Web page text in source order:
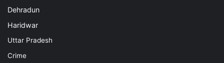
Dehradun
Haridwar
Uttar Pradesh
Crime